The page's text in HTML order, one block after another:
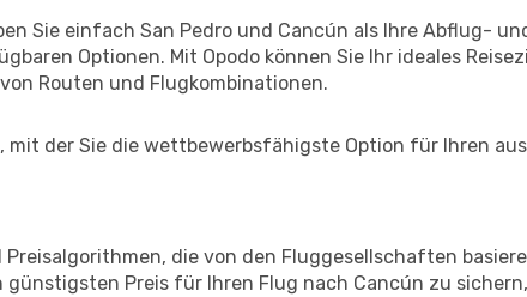
Sie einfach San Pedro und Cancún als Ihre Abflug-
Optionen. Mit Opodo können Sie Ihr ideales
Routen und Flugkombinationen.
der Sie die wettbewerbsfähigste Option für Ihren
die von den Fluggesellschaften
Preis für Ihren Flug nach Cancún zu